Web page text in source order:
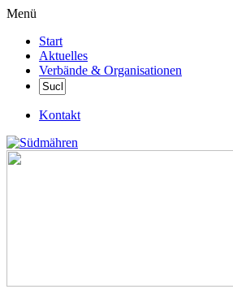
Menü
Start
Aktuelles
Verbände & Organisationen
Kontakt